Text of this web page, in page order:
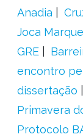
Anadia
Joca
GRE
encontro
dissertação
Primavera
Protocolo